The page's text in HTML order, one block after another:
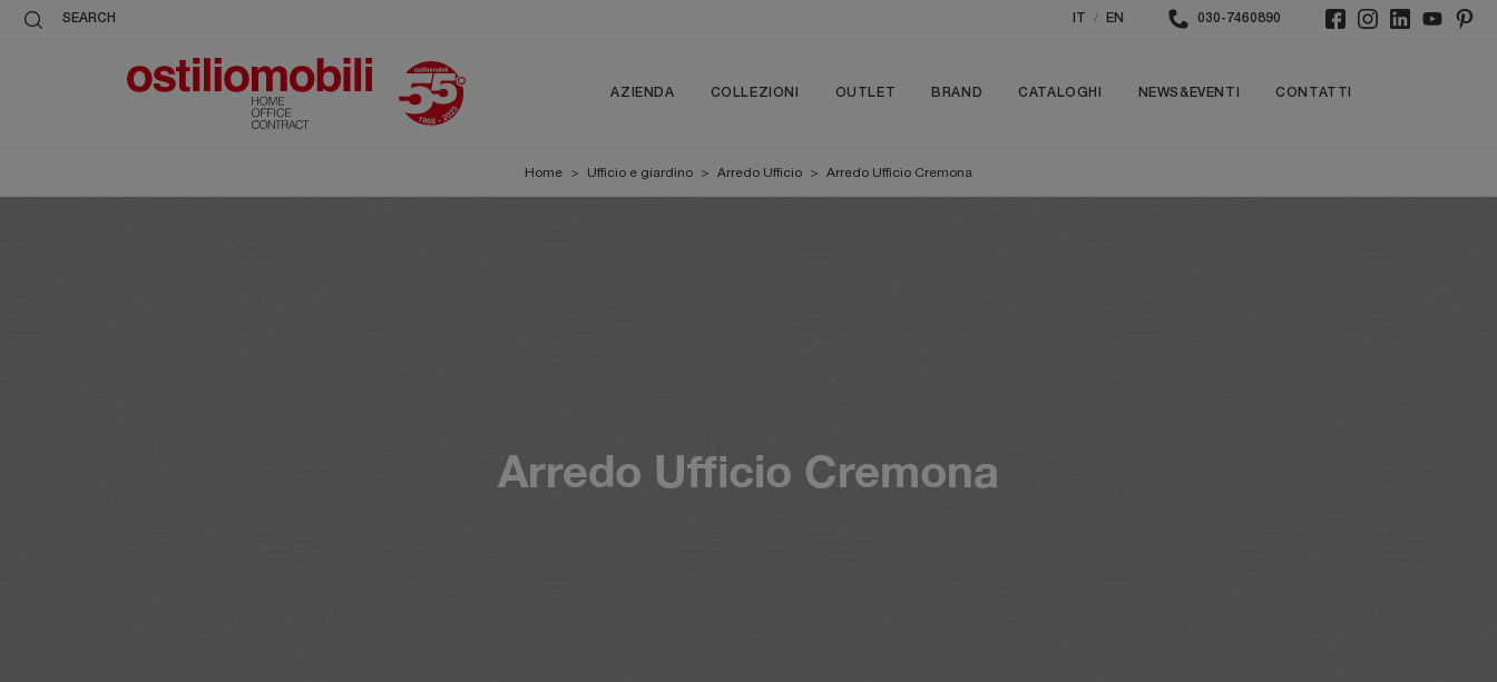
SEARCH / EN 030-7460890
AZIENDA COLLEZIONI OUTLET BRAND CATALOGHI NEWS&EVENTI CONTATTI
Home > Ufficio e giardino > Arredo Ufficio > Arredo Ufficio Cremona
Arredo Ufficio Cremona